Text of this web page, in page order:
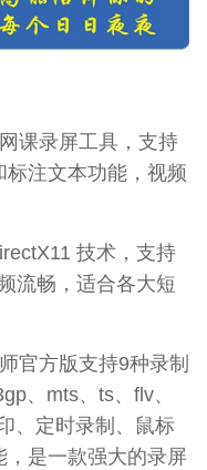
课录屏工具，支持
注文本功能，视频
技术，支持
流畅，适合各大短
方版支持9种录制
、mts、ts、flv、
、定时录制、鼠标
是一款强大的录屏